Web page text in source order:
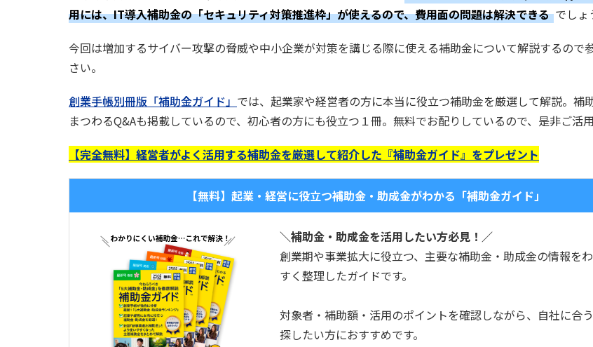
用には、IT導入補助金の「セキュリティ対策推進枠」が使えるので、費用面の問題は解決できる でしょ
今回は増加するサイバー攻撃の脅威や中小企業が対策を講じる際に使える補助金について解説するので
さい。
創業手帳別冊版「補助金ガイド」 では、起業家や経営者の方に本当に役立つ補助金を厳選して解説。補
まつわるQ&Aも掲載しているので、初心者の方にも役立つ１冊。無料でお配りしているので、是非ご活用
【完全無料】経営者がよく活用する補助金を厳選して紹介した『補助金ガイド』をプレゼント
【無料】起業・経営に役立つ補助金・助成金がわかる「補助金ガイド」
＼補助金・助成金を活用したい方必見！／
創業期や事業拡大に役立つ、主要な補助金・助成金の情報を
すく整理したガイドです。
対象者・補助額・活用のポイントを確認しながら、自社に合
探したい方におすすめです。